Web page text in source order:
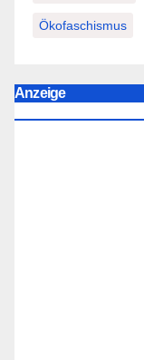
Ökofaschismus
Anzeige